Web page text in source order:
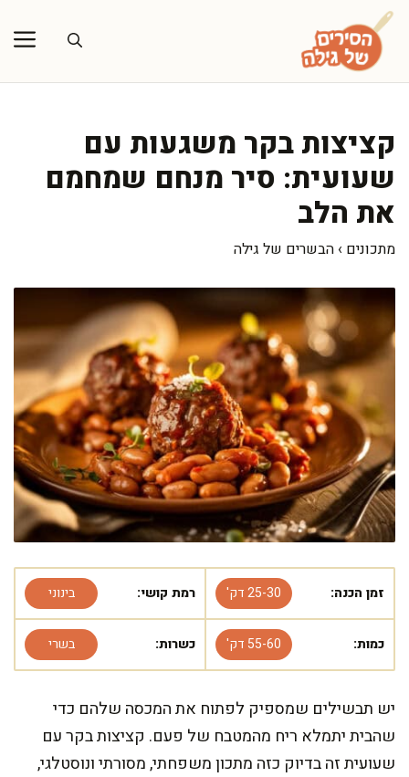
לדלג
לתוכן
קציצות בקר משגעות עם
שעועית: סיר מנחם שמחמם
את הלב
מתכונים › הבשרים של גילה
זמן הכנה: 25-30 דק' רמת קושי: בינוני
כמות: 55-60 דק' כשרות: בשרי
יש תבשילים שמספיק לפתוח את המכסה שלהם כדי
שהבית יתמלא ריח מהמטבח של פעם. קציצות בקר עם
שעועית זה בדיוק כזה מתכון משפחתי, מסורתי ונוסטלגי,